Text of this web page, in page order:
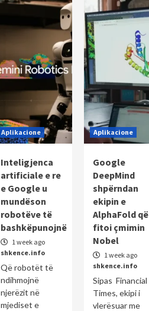
Aplikacione
Inteligjenca
artificiale e re
e Google u
mundëson
robotëve të
bashkëpunojnë
1 week ago
shkence.info
Që robotët të
ndihmojnë
njerëzit në
mjediset e
Aplikacione
Google
DeepMind
shpërndan
ekipin e
AlphaFold që
fitoi çmimin
Nobel
1 week ago
shkence.info
Sipas Financial
Times, ekipi i
vlerësuar me